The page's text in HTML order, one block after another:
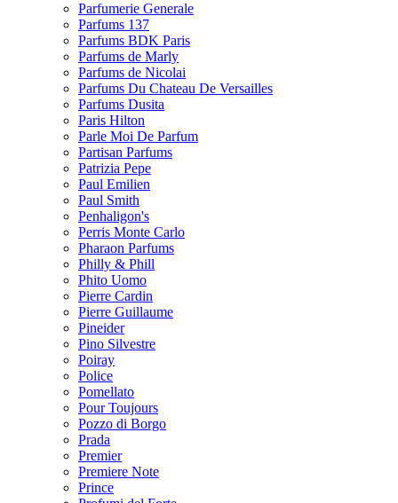
Parfumerie Generale
Parfums 137
Parfums BDK Paris
Parfums de Marly
Parfums de Nicolai
Parfums Du Chateau De Versailles
Parfums Dusita
Paris Hilton
Parle Moi De Parfum
Partisan Parfums
Patrizia Pepe
Paul Emilien
Paul Smith
Penhaligon's
Perris Monte Carlo
Pharaon Parfums
Philly & Phill
Phito Uomo
Pierre Cardin
Pierre Guillaume
Pineider
Pino Silvestre
Poiray
Police
Pomellato
Pour Toujours
Pozzo di Borgo
Prada
Premier
Premiere Note
Prince